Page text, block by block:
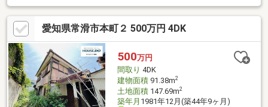
OK☆●自営業の方、転職後間もない方もお任せください☆
愛知県常滑市本町２ 500万円 4DK
500万円
間取り 4DK
建物面積91.38m2
土地面積147.69m2
築年月 1981年12月(築44年9ヶ月)